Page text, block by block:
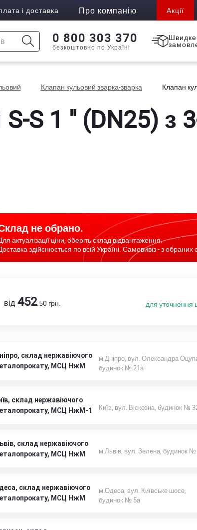
і доставка Про компанію Акції
0 800 303 370
безкоштовно по Україні
Швидке
Клапан кульовий зварка-зварка Клапан
S 1 " (DN25) з
не обрано.
актуалізації ціни, оберіть склад відвантаження.
здійснюється по всій Україні. Самовивіз - з обраних
від 452.50 грн. для уточнення
склад нержавіючого
МСЦ НжМ
м.Дніпро, вул. Олександра
будинок № 21а
склад нержавіючого
МСЦ НжМ-1
Київ, вул. Віскозна, будинок №
склад нержавіючого
МСЦ НжМ
м.Львів, вул. Зелена, будинок №
склад нержавіючого
МСЦ НжМ
м.Одеса, вул. Київське шосе,
будинок № 5а